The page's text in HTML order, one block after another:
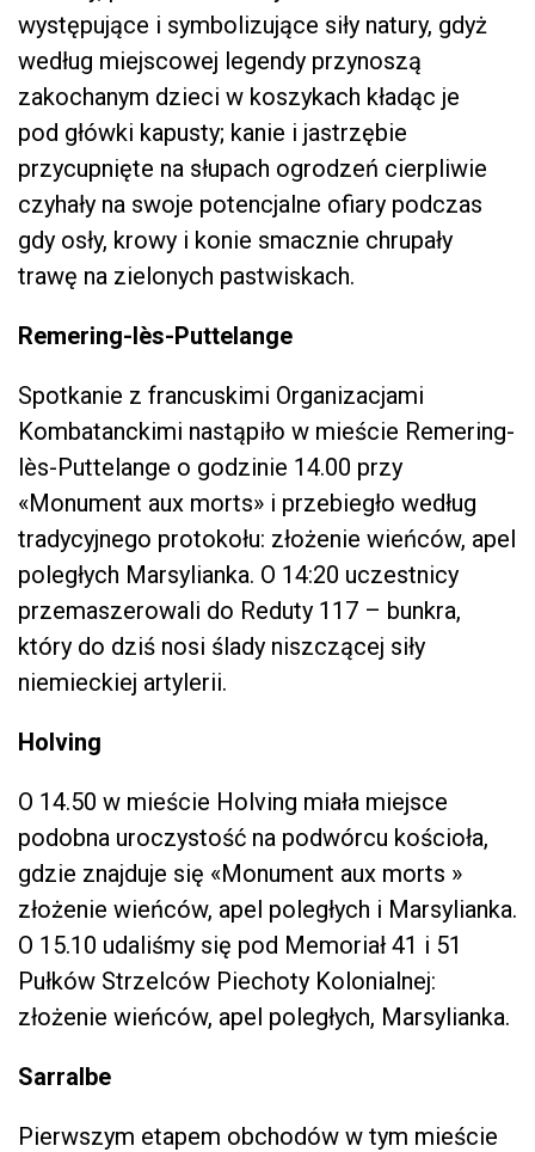
występujące i symbolizujące siły natury, gdyż
według miejscowej legendy przynoszą
zakochanym dzieci w koszykach kładąc je
pod główki kapusty; kanie i jastrzębie
przycupnięte na słupach ogrodzeń cierpliwie
czyhały na swoje potencjalne ofiary podczas
gdy osły, krowy i konie smacznie chrupały
trawę na zielonych pastwiskach.
Remering-lès-Puttelange
Spotkanie z francuskimi Organizacjami
Kombatanckimi nastąpiło w mieście Remering-
lès-Puttelange o godzinie 14.00 przy
«Monument aux morts» i przebiegło według
tradycyjnego protokołu: złożenie wieńców, apel
poległych Marsylianka. O 14:20 uczestnicy
przemaszerowali do Reduty 117 – bunkra,
który do dziś nosi ślady niszczącej siły
niemieckiej artylerii.
Holving
O 14.50 w mieście Holving miała miejsce
podobna uroczystość na podwórcu kościoła,
gdzie znajduje się «Monument aux morts »
złożenie wieńców, apel poległych i Marsylianka.
O 15.10 udaliśmy się pod Memoriał 41 i 51
Pułków Strzelców Piechoty Kolonialnej:
złożenie wieńców, apel poległych, Marsylianka.
Sarralbe
Pierwszym etapem obchodów w tym mieście